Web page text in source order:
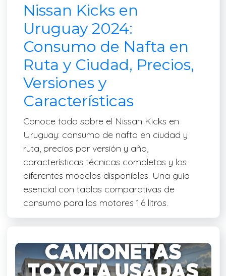
Nissan Kicks en
Uruguay 2024:
Consumo de Nafta en
Ruta y Ciudad, Precios,
Versiones y
Características
Conoce todo sobre el Nissan Kicks en
Uruguay: consumo de nafta en ciudad y
ruta, precios por versión y año,
características técnicas completas y los
diferentes modelos disponibles. Una guía
esencial con tablas comparativas de
consumo para los motores 1.6 litros.